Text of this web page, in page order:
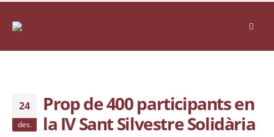
24
des.
Prop de 400 participants en
la IV Sant Silvestre Solidària